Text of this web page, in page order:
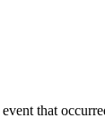
that